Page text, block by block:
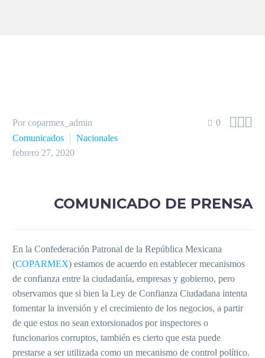
0 
Por coparmex_admin
Comunicados
Nacionales
febrero 27, 2020
COMUNICADO DE PRENSA
En la Confederación Patronal de la República Mexicana
(COPARMEX) estamos de acuerdo en establecer mecanismos
de confianza entre la ciudadanía, empresas y gobierno, pero
observamos que si bien la Ley de Confianza Ciudadana intenta
fomentar la inversión y el crecimiento de los negocios, a partir
de que estos no sean extorsionados por inspectores o
funcionarios corruptos, también es cierto que esta puede
prestarse a ser utilizada como un mecanismo de control político.